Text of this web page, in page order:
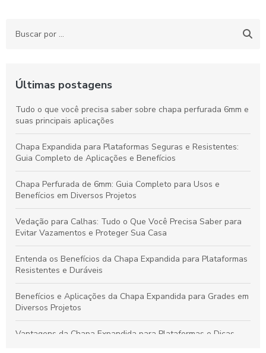
Últimas postagens
Tudo o que você precisa saber sobre chapa perfurada 6mm e
suas principais aplicações
Chapa Expandida para Plataformas Seguras e Resistentes:
Guia Completo de Aplicações e Benefícios
Chapa Perfurada de 6mm: Guia Completo para Usos e
Benefícios em Diversos Projetos
Vedação para Calhas: Tudo o Que Você Precisa Saber para
Evitar Vazamentos e Proteger Sua Casa
Entenda os Benefícios da Chapa Expandida para Plataformas
Resistentes e Duráveis
Benefícios e Aplicações da Chapa Expandida para Grades em
Diversos Projetos
Vantagens da Chapa Expandida para Plataformas e Dicas